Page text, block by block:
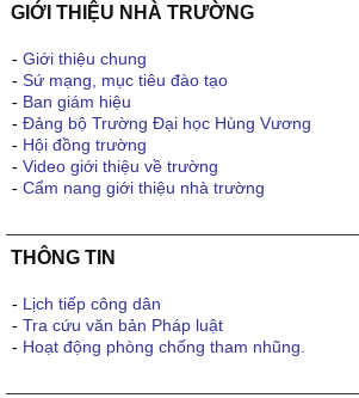
GIỚI THIỆU NHÀ TRƯỜNG
- Giới thiệu chung
- Sứ mạng, mục tiêu đào tạo
- Ban giám hiệu
- Đảng bộ Trường Đại học Hùng Vương
- Hội đồng trường
- Video giới thiệu về trường
- Cẩm nang giới thiệu nhà trường
THÔNG TIN
- Lịch tiếp công dân
- Tra cứu văn bản Pháp luật
- Hoạt động phòng chống tham nhũng.